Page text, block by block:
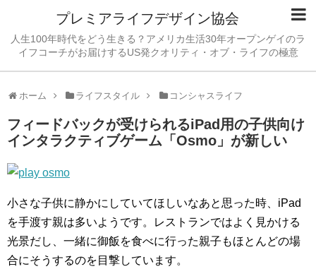
プレミアライフデザイン協会
人生100年時代をどう生きる？アメリカ生活30年オープンゲイのラ
イフコーチがお届けするUS発クオリティ・オブ・ライフの極意
ホーム ライフスタイル コンシャスライフ
フィードバックが受けられるiPad用の子供向け
インタラクティブゲーム「Osmo」が新しい
小さな子供に静かにしていてほしいなあと思った時、iPad
を手渡す親は多いようです。レストランではよく見かける
光景だし、一緒に御飯を食べに行った親子もほとんどの場
合にそうするのを目撃しています。